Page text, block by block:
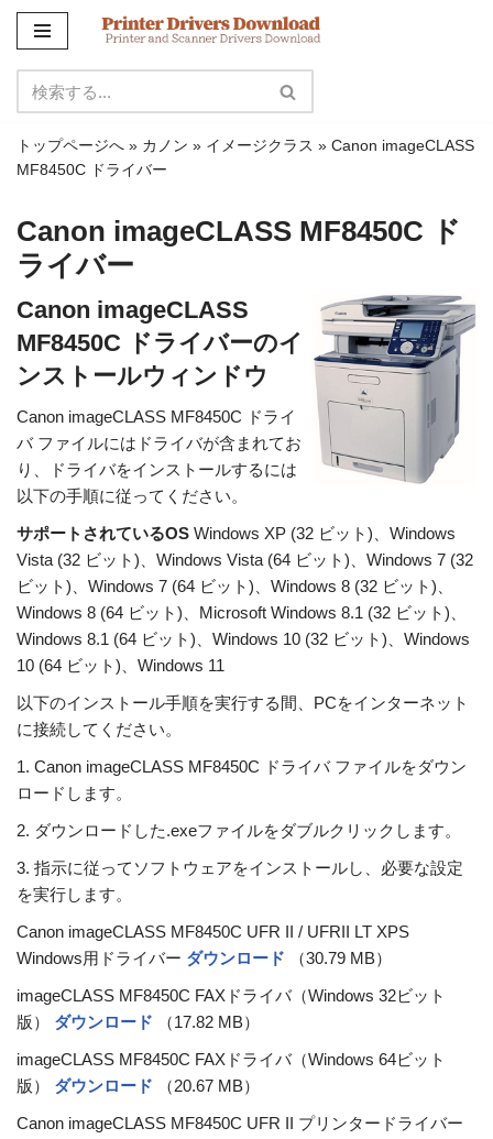
ン
テ
ン
ツ
ス
キ
ッ
トップページへ » カノン » イメージクラス » Canon imageCLASS
MF8450C ドライバー
Canon imageCLASS MF8450C ド
ライバー
Canon imageCLASS
MF8450C ドライバーのイ
ンストールウィンドウ
Canon imageCLASS MF8450C ドライ
バ ファイルにはドライバが含まれてお
り、ドライバをインストールするには
以下の手順に従ってください。
サポートされているOS Windows XP (32 ビット)、Windows
Vista (32 ビット)、Windows Vista (64 ビット)、Windows 7 (32
ビット)、Windows 7 (64 ビット)、Windows 8 (32 ビット)、
Windows 8 (64 ビット)、Microsoft Windows 8.1 (32 ビット)、
Windows 8.1 (64 ビット)、Windows 10 (32 ビット)、Windows
10 (64 ビット)、Windows 11
以下のインストール手順を実行する間、PCをインターネット
に接続してください。
1. Canon imageCLASS MF8450C ドライバ ファイルをダウン
ロードします。
2. ダウンロードした.exeファイルをダブルクリックします。
3. 指示に従ってソフトウェアをインストールし、必要な設定
を実行します。
Canon imageCLASS MF8450C UFR II / UFRII LT XPS
Windows用ドライバー ダウンロード
（30.79 MB）
imageCLASS MF8450C FAXドライバ（Windows 32ビット
版） ダウンロード
（17.82 MB）
imageCLASS MF8450C FAXドライバ（Windows 64ビット
版） ダウンロード
（20.67 MB）
Canon imageCLASS MF8450C UFR II プリンタードライバー